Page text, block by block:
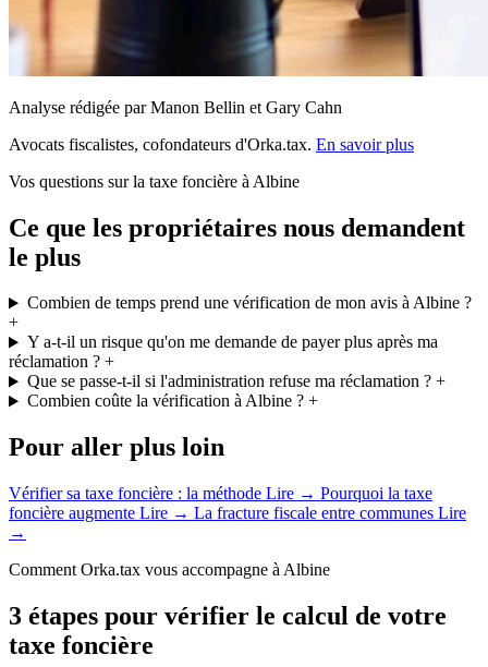
Analyse rédigée par Manon Bellin et Gary Cahn
Avocats fiscalistes, cofondateurs d'Orka.tax. En savoir plus
Vos questions sur la taxe foncière à Albine
Ce que les propriétaires nous demandent
le plus
Combien de temps prend une vérification de mon avis à Albine ?
+
Y a-t-il un risque qu'on me demande de payer plus après ma
réclamation ? +
Que se passe-t-il si l'administration refuse ma réclamation ?+
Combien coûte la vérification à Albine ?+
Pour aller plus loin
Vérifier sa taxe foncière : la méthode Lire → Pourquoi la taxe
foncière augmente Lire → La fracture fiscale entre communes Lire
→
Comment Orka.tax vous accompagne à Albine
3 étapes pour vérifier le calcul de votre
taxe foncière